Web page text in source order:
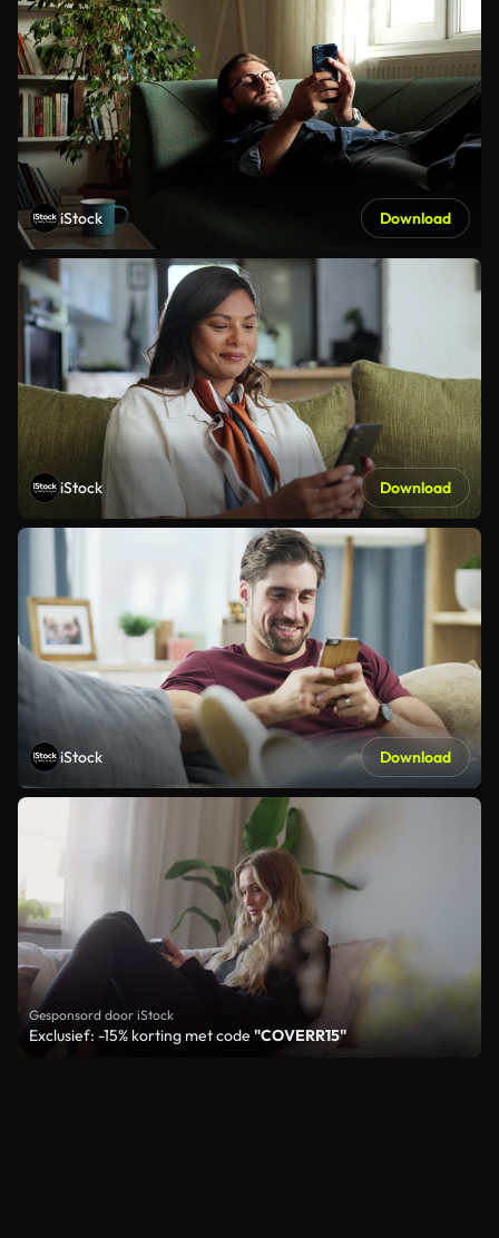
iStock Download
iStock Download
iStock Download
Gesponsord door iStock
Exclusief: -15% korting met code "COVERR15"